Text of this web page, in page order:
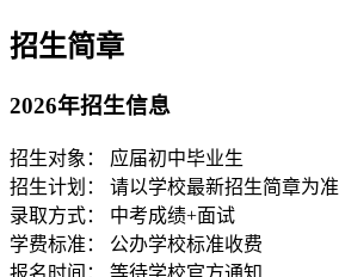
招生简章
2026年招生信息
招生对象：
应届初中毕业生
招生计划：
请以学校最新招生简章为准
录取方式：
中考成绩+面试
学费标准：
公办学校标准收费